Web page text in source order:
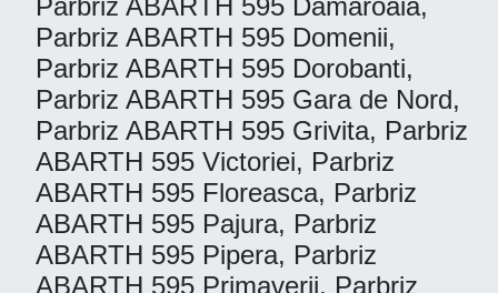
Parbriz ABARTH 595 Damaroaia,
Parbriz ABARTH 595 Domenii,
Parbriz ABARTH 595 Dorobanti,
Parbriz ABARTH 595 Gara de Nord,
Parbriz ABARTH 595 Grivita, Parbriz
ABARTH 595 Victoriei, Parbriz
ABARTH 595 Floreasca, Parbriz
ABARTH 595 Pajura, Parbriz
ABARTH 595 Pipera, Parbriz
ABARTH 595 Primaverii, Parbriz